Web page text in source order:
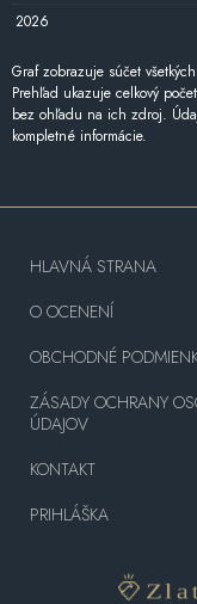
2026
Graf zobrazuje súčet
Prehľad ukazuje celkový
bez ohľadu na ich zdroj.
kompletné informácie.
HLAVNÁ STRANA
O OCENENÍ
OBCHODNÉ
ZÁSADY OCHRANY
ÚDAJOV
KONTAKT
PRIHLÁŠKA